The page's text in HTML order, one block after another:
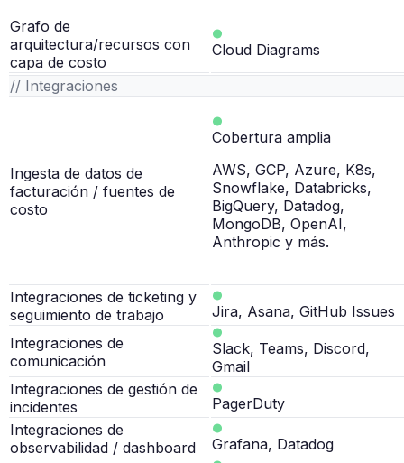
Grafo de
arquitectura/recursos con
capa de costo
Cloud Diagrams
// Integraciones
Ingesta de datos de
facturación / fuentes de
costo
Cobertura amplia
AWS, GCP, Azure, K8s,
Snowflake, Databricks,
BigQuery, Datadog,
MongoDB, OpenAI,
Anthropic y más.
Integraciones de ticketing y
seguimiento de trabajo
Jira, Asana, GitHub Issues
Integraciones de
comunicación
Slack, Teams, Discord,
Gmail
Integraciones de gestión de
incidentes
PagerDuty
Integraciones de
observabilidad / dashboard
Grafana, Datadog